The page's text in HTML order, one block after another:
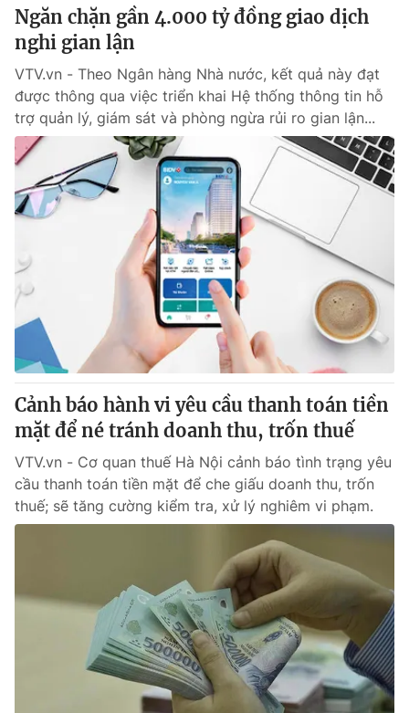
Ngăn chặn gần 4.000 tỷ đồng giao dịch
nghi gian lận
VTV.vn - Theo Ngân hàng Nhà nước, kết quả này đạt
được thông qua việc triển khai Hệ thống thông tin hỗ
trợ quản lý, giám sát và phòng ngừa rủi ro gian lận...
Cảnh báo hành vi yêu cầu thanh toán tiền
mặt để né tránh doanh thu, trốn thuế
VTV.vn - Cơ quan thuế Hà Nội cảnh báo tình trạng yêu
cầu thanh toán tiền mặt để che giấu doanh thu, trốn
thuế; sẽ tăng cường kiểm tra, xử lý nghiêm vi phạm.